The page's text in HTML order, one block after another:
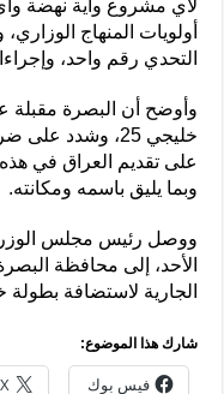
لأي مشروع وأية نهضة
أولويات المنهاج
التحدي رقم واحد،
وأوضح أن البصرة مقبلة
خليجي 25، وشدد
على تقديم العراق في
وبما يليق باسمه ومكانته.
ووصل رئيس مجلس
الأحد، إلى محافظة
الجارية لاستضافة بطولة خليجي 25 مطلع
شارك هذا الموضوع:
فيس بوك X